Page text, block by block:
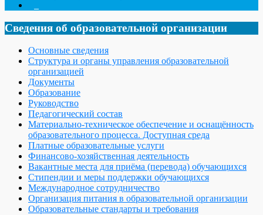
Сведения об образовательной организации
Основные сведения
Структура и органы управления образовательной
организацией
Документы
Образование
Руководство
Педагогический состав
Материально-техническое обеспечение и оснащённость
образовательного процесса. Доступная среда
Платные образовательные услуги
Финансово-хозяйственная деятельность
Вакантные места для приёма (перевода) обучающихся
Стипендии и меры поддержки обучающихся
Международное сотрудничество
Организация питания в образовательной организации
Образовательные стандарты и требования